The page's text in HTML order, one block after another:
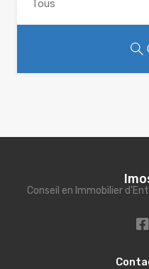
Conseil en Immobilier